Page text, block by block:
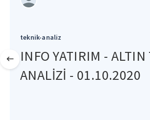
teknik-analiz
INFO YATIRIM -
ANALİZİ - 01.10.2020